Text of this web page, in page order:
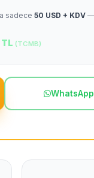
sadece 50 USD + KDV —
(TCMB)